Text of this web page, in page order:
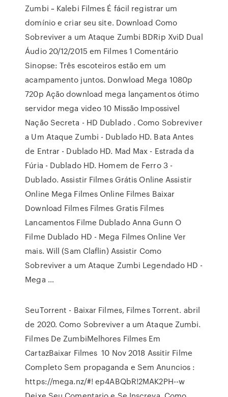
Zumbi ~ Kalebi Filmes É fácil registrar um
domínio e criar seu site. Download Como
Sobreviver a um Ataque Zumbi BDRip XviD Dual
Áudio 20/12/2015 em Filmes 1 Comentário
Sinopse: Três escoteiros estão em um
acampamento juntos. Donwload Mega 1080p
720p Ação download mega lançamentos ótimo
servidor mega video 10 Missão Impossivel
Nação Secreta - HD Dublado . Como Sobreviver
a Um Ataque Zumbi - Dublado HD. Bata Antes
de Entrar - Dublado HD. Mad Max - Estrada da
Fúria - Dublado HD. Homem de Ferro 3 -
Dublado. Assistir Filmes Grátis Online Assistir
Online Mega Filmes Online Filmes Baixar
Download Filmes Filmes Gratis Filmes
Lancamentos Filme Dublado Anna Gunn O
Filme Dublado HD - Mega Filmes Online Ver
mais. Will (Sam Claflin) Assistir Como
Sobreviver a um Ataque Zumbi Legendado HD -
Mega …
SeuTorrent - Baixar Filmes, Filmes Torrent. abril
de 2020. Como Sobreviver a um Ataque Zumbi.
Filmes De ZumbiMelhores Filmes Em
CartazBaixar Filmes 10 Nov 2018 Assitir Filme
Completo Sem propaganda e Sem Anuncios :
https://mega.nz/#! ep4ABQbR!2MAK2PH--w